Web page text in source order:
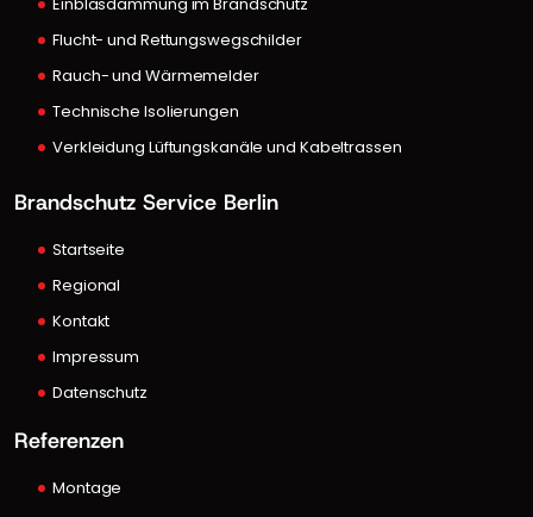
Flucht- und Rettungswegschilder
Rauch- und Wärmemelder
Technische Isolierungen
Verkleidung Lüftungskanäle und Kabeltrassen
Brandschutz Service Berlin
Startseite
Regional
Kontakt
Impressum
Datenschutz
Referenzen
Montage